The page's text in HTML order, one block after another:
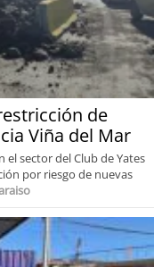
de
Viña del Mar
sector del Club de Yates
por riesgo de nuevas